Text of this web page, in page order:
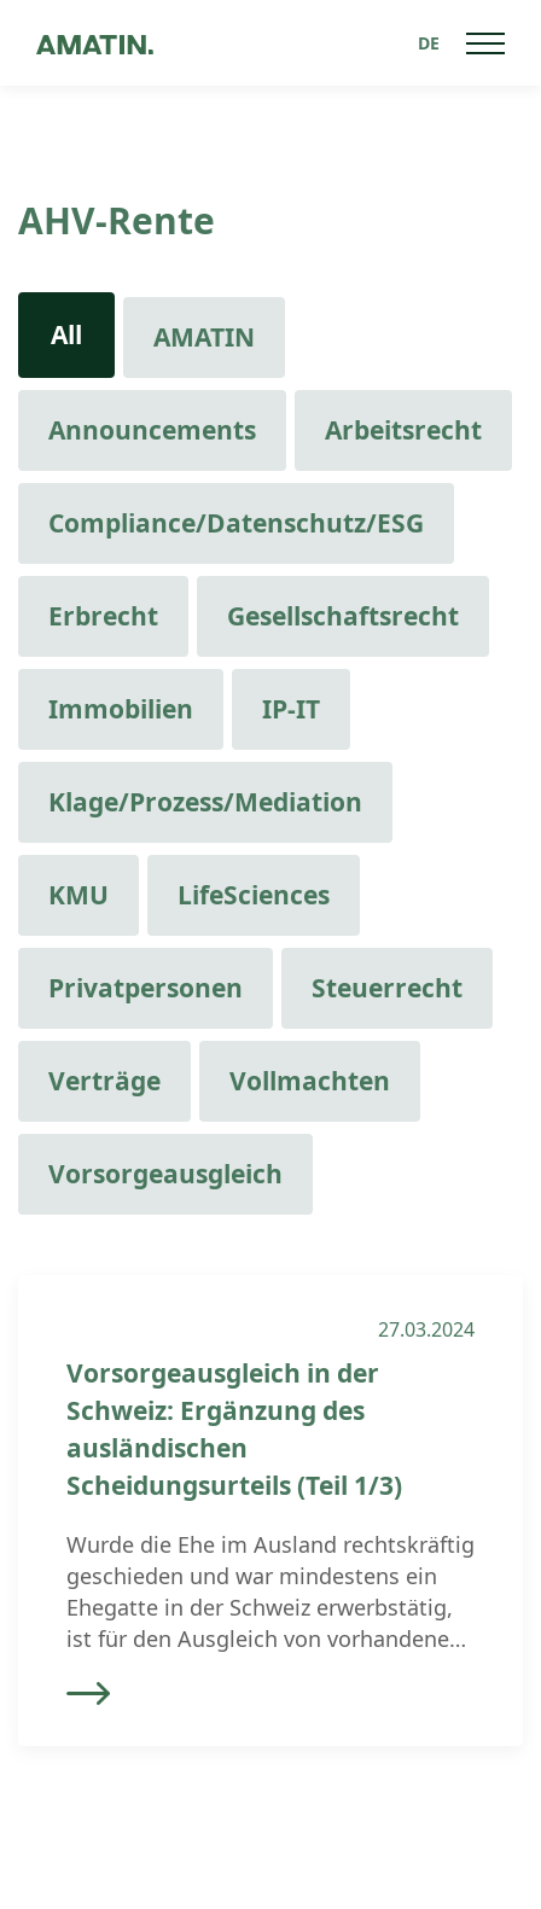
DE
AHV-Rente
All AMATIN
Announcements Arbeitsrecht
Compliance/Datenschutz/ESG
Erbrecht Gesellschaftsrecht
Immobilien IP-IT
Klage/Prozess/Mediation
KMU LifeSciences
Privatpersonen Steuerrecht
Verträge Vollmachten
Vorsorgeausgleich
27.03.2024
Vorsorgeausgleich in der
Schweiz: Ergänzung des
ausländischen
Scheidungsurteils (Teil 1/3)
Wurde die Ehe im Ausland rechtskräftig
geschieden und war mindestens ein
Ehegatte in der Schweiz erwerbstätig,
ist für den Ausgleich von vorhandenen
in der Schweiz eine Ergänzung des